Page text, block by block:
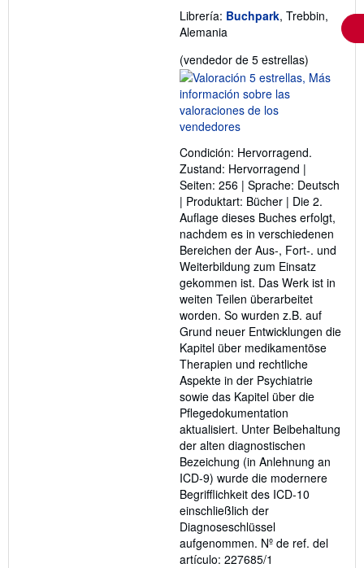
Librería: Buchpark, Trebbin,
Alemania
(vendedor de 5 estrellas)
del
estrellas
Condición: Hervorragend.
Zustand: Hervorragend |
Seiten: 256 | Sprache: Deutsch
| Produktart: Bücher | Die 2.
Auflage dieses Buches erfolgt,
nachdem es in verschiedenen
Bereichen der Aus-, Fort-. und
Weiterbildung zum Einsatz
gekommen ist. Das Werk ist in
weiten Teilen überarbeitet
worden. So wurden z.B. auf
Grund neuer Entwicklungen die
Kapitel über medikamentöse
Therapien und rechtliche
Aspekte in der Psychiatrie
sowie das Kapitel über die
Pflegedokumentation
aktualisiert. Unter Beibehaltung
der alten diagnostischen
Bezeichung (in Anlehnung an
ICD-9) wurde die modernere
Begrifflichkeit des ICD-10
einschließlich der
Diagnoseschlüssel
aufgenommen. Nº de ref. del
artículo: 227685/1